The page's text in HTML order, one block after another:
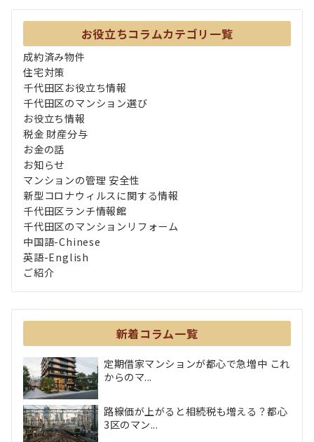
お役立ちコラムカテゴリ一覧
成約済み物件
住宅対策
千代田区お役立ち情報
千代田区のマンション選び
お役立ち情報
税金 財産分与
お金の話
お知らせ
マンションの管理 安全性
新型コロナウィルスに関する情報
千代田区ランチ情報館
千代田区のマンションリフォーム
中国語-Chinese
英語-English
ご紹介
新着コラム一覧
定期借家マンションが都心で急増中 これ
からのマ...
路線価が上がると相続税も増える？都心
3区のマン...